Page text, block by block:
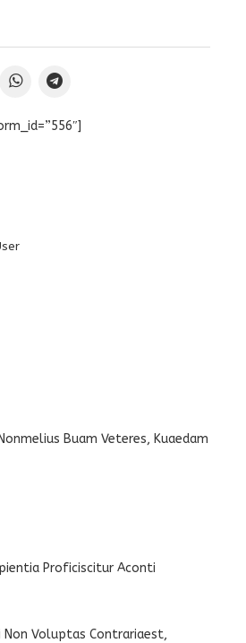
Buam Veteres, Kuaedam
Proficiscitur Aconti
Non Voluptas Contrariaest,